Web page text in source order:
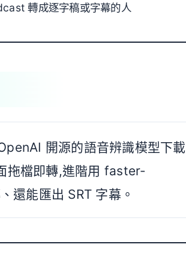
轉成逐字稿或字幕的人
開源的語音辨識模型下載
拖檔即轉,進階用 faster-
還能匯出 SRT 字幕。